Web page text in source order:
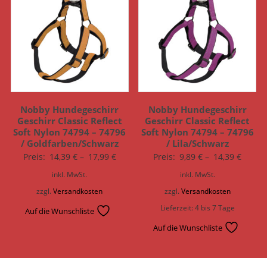
Nobby Hundegeschirr
Geschirr Classic Reflect
Soft Nylon 74794 – 74796
/ Goldfarben/Schwarz
Preis: 14,39 €– 17,99 €
inkl. MwSt.
zzgl.Versandkosten
Auf die Wunschliste
Nobby Hundegeschirr
Geschirr Classic Reflect
Soft Nylon 74794 – 74796
/ Lila/Schwarz
Preis: 9,89€ – 14,39€
inkl. MwSt.
zzgl. Versandkosten
Lieferzeit:4 bis 7 Tage
Auf die Wunschliste